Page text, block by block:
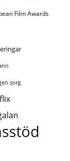
Film Awards
sorg